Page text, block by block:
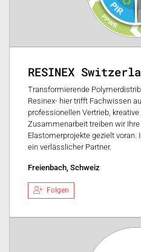
RESINEX
Transformierende
Resinex- hier trifft Fachwissen
professionellen Vertrieb,
Zusammenarbeit treiben wir
Elastomerprojekte gezielt voran.
ein verlässlicher Partner.
Freienbach, Schweiz
Folgen